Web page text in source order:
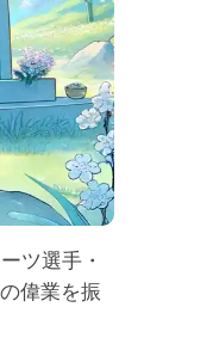
ツ選手・
偉業を振